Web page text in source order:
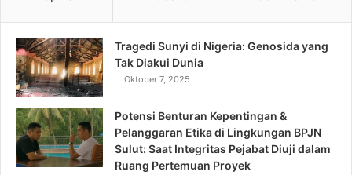
Tragedi Sunyi di Nigeria: Genosida yang
Tak Diakui Dunia
Oktober 7, 2025
Potensi Benturan Kepentingan &
Pelanggaran Etika di Lingkungan BPJN
Sulut: Saat Integritas Pejabat Diuji dalam
Ruang Pertemuan Proyek